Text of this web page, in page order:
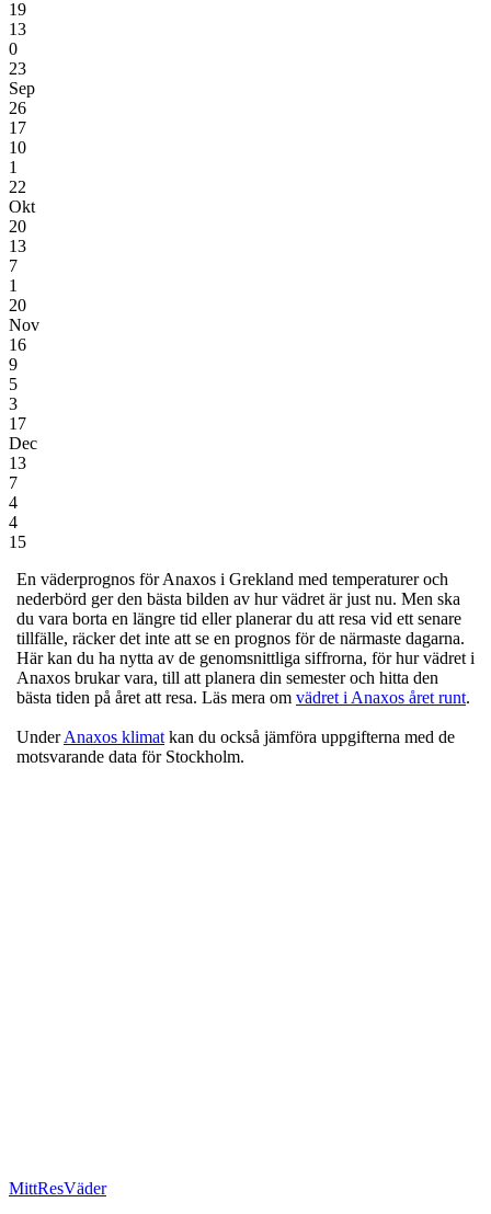
19
13
0
23
Sep
26
17
10
1
22
Okt
20
13
7
1
20
Nov
16
9
5
3
17
Dec
13
7
4
4
15
En väderprognos för Anaxos i Grekland med temperaturer och
nederbörd ger den bästa bilden av hur vädret är just nu. Men ska
du vara borta en längre tid eller planerar du att resa vid ett senare
tillfälle, räcker det inte att se en prognos för de närmaste dagarna.
Här kan du ha nytta av de genomsnittliga siffrorna, för hur vädret i
Anaxos brukar vara, till att planera din semester och hitta den
bästa tiden på året att resa. Läs mera om vädret i Anaxos året runt.
UnderAnaxos klimat kan du också jämföra uppgifterna med de
motsvarande data för Stockholm.
MittResVäder